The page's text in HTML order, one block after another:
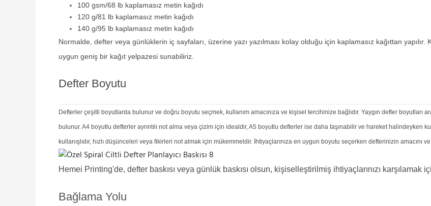
100 gsm/68 lb kaplamasız metin kağıdı
120 g/81 lb kaplamasız metin kağıdı
140 g/95 lb kaplamasız metin kağıdı
Normalde, defter veya günlüklerin iç sayfaları, üzerine yazı yazılması kolay olduğu için kaplamasız kağıttan yapılır.
uygun geniş bir kağıt yelpazesi sunabiliriz.
Defter Boyutu
Defterler çeşitli boyutlarda bulunur ve doğru boyutu seçmek, kullanım amacınıza ve kişisel tercihinize bağlıdır. Yaygın defter boyutları
bulunur. A4 boyutlu defterler ayrıntılı not alma veya çizim için idealdir, A5 boyutlu defterler ise daha taşınabilir ve hareket halindeyken
kullanışlıdır, hızlı düşünceleri veya fikirleri not almak için mükemmeldir. İhtiyaçlarınıza en uygun boyutu seçerken defterinizin amacını
Hemei Printing'de, defter baskısı veya günlük baskısı olsun, kişiselleştirilmiş ihtiyaçlarınızı
Bağlama Yolu